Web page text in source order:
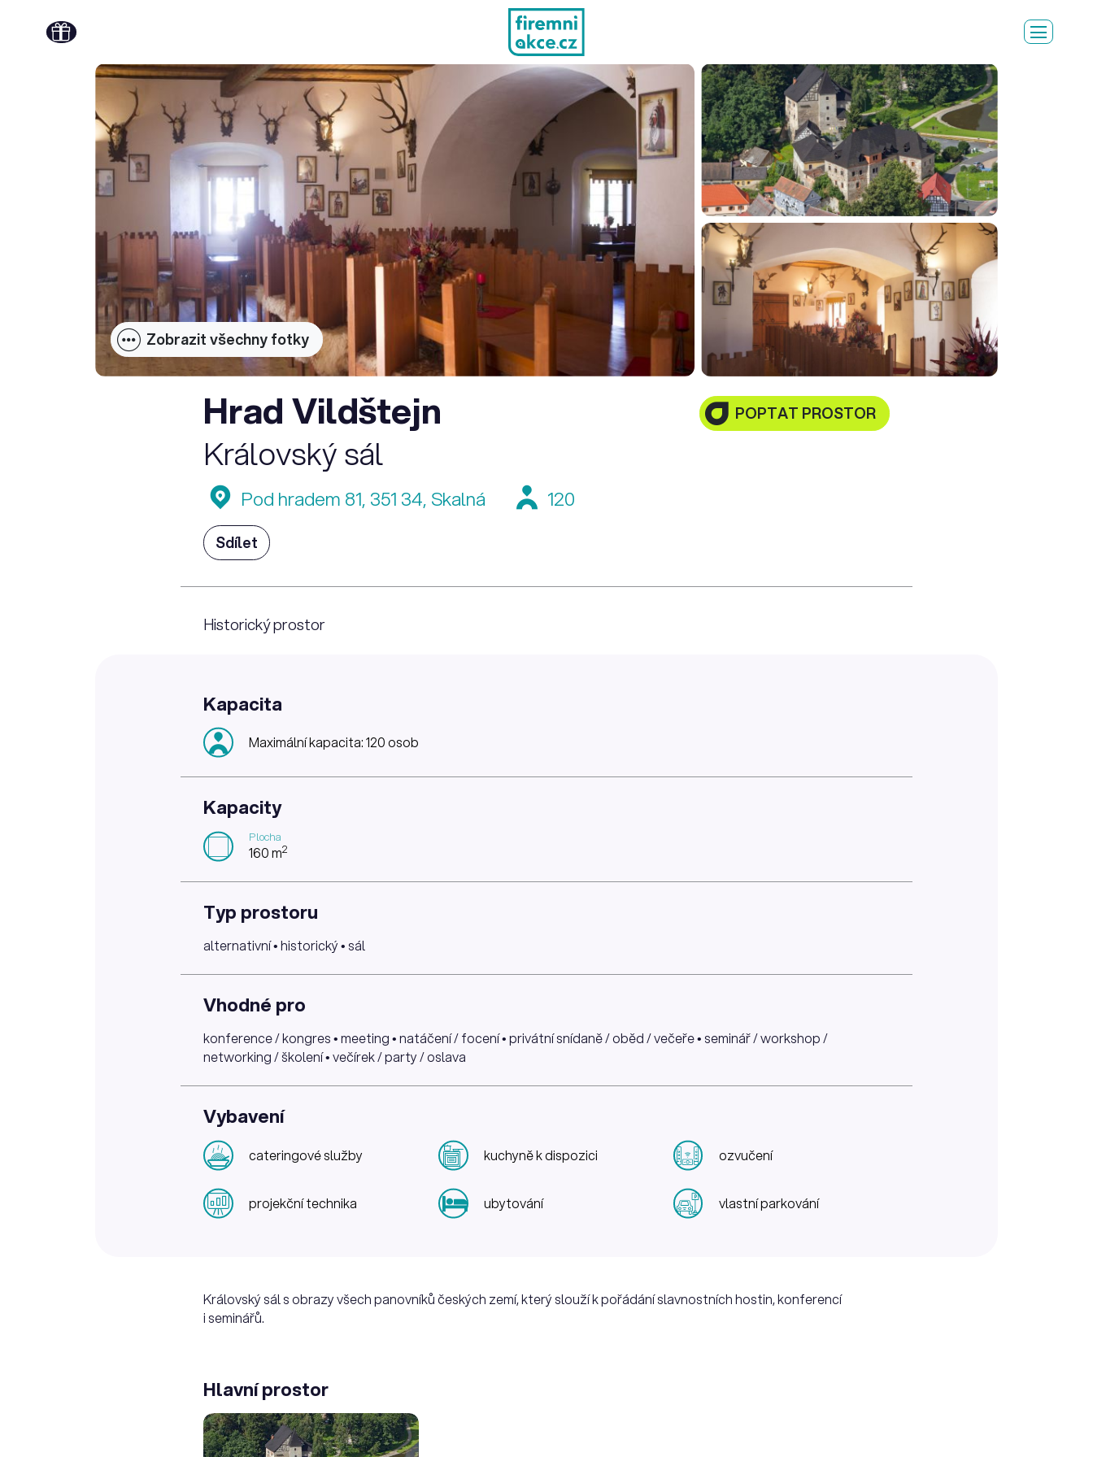
Zobrazit všechny fotky
Hrad Vildštejn
Královský sál
POPTAT PROSTOR
Pod hradem 81, 351 34, Skalná 120
Sdílet
Historický prostor
Kapacita
Maximální kapacita: 120 osob
Kapacity
Plocha
160 m2
Typ prostoru
alternativní • historický • sál
Vhodné pro
konference / kongres • meeting • natáčení / focení • privátní snídaně / oběd / večeře • seminář / workshop /
networking / školení • večírek / party / oslava
Vybavení
cateringové služby kuchyně k dispozici ozvučení
projekční technika ubytování vlastní parkování
Královský sál s obrazy všech panovníků českých zemí, který slouží k pořádání slavnostních hostin, konferencí
i seminářů.
Hlavní prostor